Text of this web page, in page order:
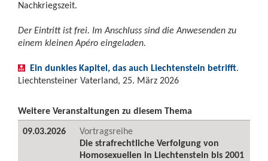
Nachkriegszeit.
Der Eintritt ist frei. Im Anschluss sind die Anwesenden zu
einem kleinen Apéro eingeladen.
Ein dunkles Kapitel, das auch Liechtenstein betrifft.
Liechtensteiner Vaterland, 25. März 2026
Weitere Veranstaltungen zu diesem Thema
09.03.2026
Vortragsreihe
Die strafrechtliche Verfolgung von
Homosexuellen in Liechtenstein bis 2001